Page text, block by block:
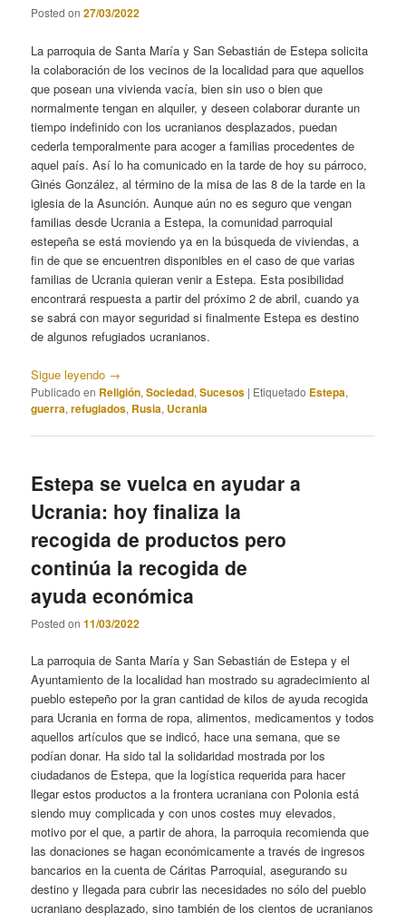
Posted on27/03/2022
La parroquia de Santa María y San Sebastián de Estepa solicita
la colaboración de los vecinos de la localidad para que aquellos
que posean una vivienda vacía, bien sin uso o bien que
normalmente tengan en alquiler, y deseen colaborar durante un
tiempo indefinido con los ucranianos desplazados, puedan
cederla temporalmente para acoger a familias procedentes de
aquel país. Así lo ha comunicado en la tarde de hoy su párroco,
Ginés González, al término de la misa de las 8 de la tarde en la
iglesia de la Asunción. Aunque aún no es seguro que vengan
familias desde Ucrania a Estepa, la comunidad parroquial
estepeña se está moviendo ya en la búsqueda de viviendas, a
fin de que se encuentren disponibles en el caso de que varias
familias de Ucrania quieran venir a Estepa. Esta posibilidad
encontrará respuesta a partir del próximo 2 de abril, cuando ya
se sabrá con mayor seguridad si finalmente Estepa es destino
de algunos refugiados ucranianos.
Sigue leyendo →
Publicado en Religión,Sociedad,Sucesos | Etiquetado Estepa,
guerra,refugiados, Rusia, Ucrania
Estepa se vuelca en ayudar a
Ucrania: hoy finaliza la
recogida de productos pero
continúa la recogida de
ayuda económica
Posted on11/03/2022
La parroquia de Santa María y San Sebastián de Estepa y el
Ayuntamiento de la localidad han mostrado su agradecimiento al
pueblo estepeño por la gran cantidad de kilos de ayuda recogida
para Ucrania en forma de ropa, alimentos, medicamentos y todos
aquellos artículos que se indicó, hace una semana, que se
podían donar. Ha sido tal la solidaridad mostrada por los
ciudadanos de Estepa, que la logística requerida para hacer
llegar estos productos a la frontera ucraniana con Polonia está
siendo muy complicada y con unos costes muy elevados,
motivo por el que, a partir de ahora, la parroquia recomienda que
las donaciones se hagan económicamente a través de ingresos
bancarios en la cuenta de Cáritas Parroquial, asegurando su
destino y llegada para cubrir las necesidades no sólo del pueblo
ucraniano desplazado, sino también de los cientos de ucranianos